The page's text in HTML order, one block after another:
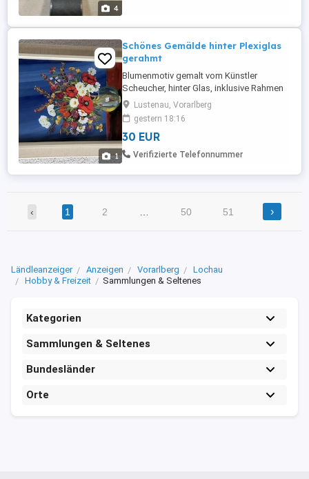
4
1
Schönes Gemälde hinter Plexiglas
gerahmt
Blumenmotiv gemalt vom Künstler
Scheucher, hinter Glas, inklusive Rahmen
27 x 37 cm
Lustenau, Vorarlberg
gestern 18:16
30 EUR
Verifizierte Telefonnummer
‹ 1 2 50 51 ›
Ländleanzeiger Anzeigen Vorarlberg
Lochau
Hobby & Freizeit
Sammlungen & Seltenes
Kategorien
Sammlungen & Seltenes
Bundesländer
Orte